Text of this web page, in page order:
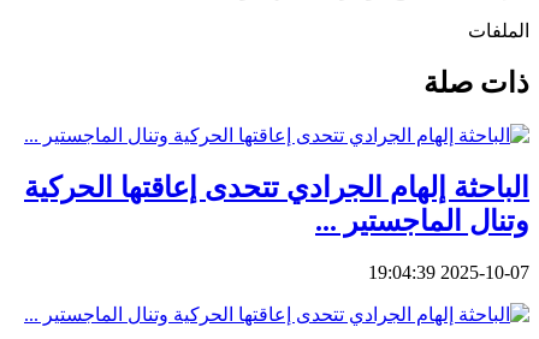
الملفات
ذات صلة
الباحثة إلهام الجرادي تتحدى إعاقتها الحركية
وتنال الماجستير ...
2025-10-07 19:04:39